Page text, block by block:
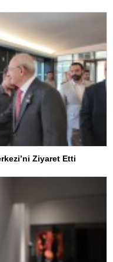
Ziyaret Etti